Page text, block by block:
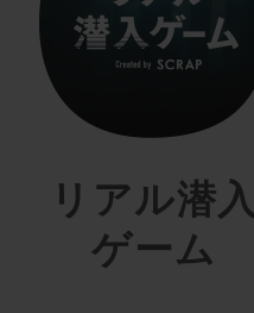
リアル潜入
ゲーム